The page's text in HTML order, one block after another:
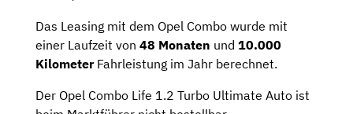
Das Leasing mit dem Opel Combo wurde mit
einer Laufzeit von 48 Monaten und 10.000
KilometerFahrleistung im Jahr berechnet.
Der Opel Combo Life 1.2 Turbo Ultimate Auto ist